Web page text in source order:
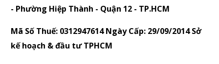
- Phường Hiệp Thành - Quận 12 - TP.HCM
Mã Số Thuế: 0312947614 Ngày Cấp: 29/09/2014 Sở
kế hoạch & đầu tư TPHCM